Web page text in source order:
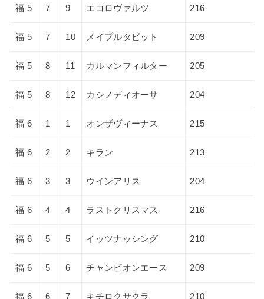
福 5 7 9 エコロヴァルツ 216
福 5 7 10 メイプルタピット 209
福 5 8 11 カルマンフィルター 205
福 5 8 12 カシノディオーサ 204
福 6 1 1 オンザヴィーナス 215
福 6 2 2 キラン 213
福 6 3 3 ウインアリス 204
福 6 4 4 ラストクリスマス 216
福 6 5 5 イッツナッシング 210
福 6 5 6 チャンピオンエース 209
福 6 6 7 キチロクサクラ 210